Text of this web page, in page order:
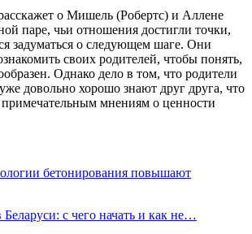
о Мишель (Робертс) и Аллене
паре, чьи отношения достигли точки,
задуматься о следующем шаге. Они
своих родителей, чтобы понять,
Однако дело в том, что родители
довольно хорошо знают друг друга, что
мнениям о ценности
бетонирования повышают
с чего начать и как не…